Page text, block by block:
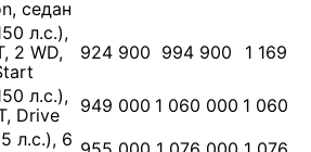
седан
л.с.),
2 WD,
924 900 994 900 1 169
л.с.),
Drive
949 000 1 060 000 1 060
л.с.), 6